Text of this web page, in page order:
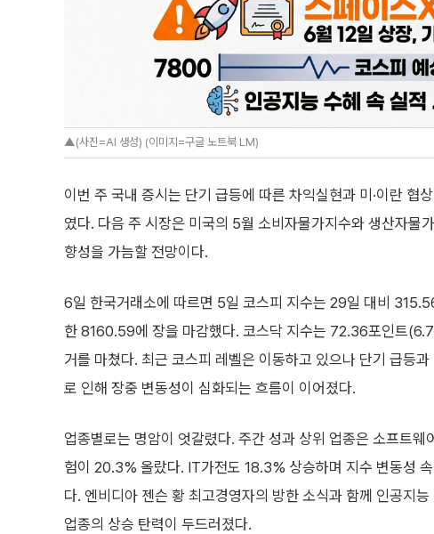
▲(사진=AI 생성) (이미지=구글 노트북 LM)
이번 주 국내 증시는 단기 급등에 따른 차익실현과 미·이란 협
였다. 다음 주 시장은 미국의 5월 소비자물가지수와 생산자물
향성을 가늠할 전망이다.
6일 한국거래소에 따르면 5일 코스피 지수는 29일 대비
한 8160.59에 장을 마감했다. 코스닥 지수는 72.36포인트
거를 마쳤다. 최근 코스피 레벨은 이동하고 있으나 단기 급등
로 인해 장중 변동성이 심화되는 흐름이 이어졌다.
업종별로는 명암이 엇갈렸다. 주간 성과 상위 업종은 소프트웨
험이 20.3% 올랐다. IT가전도 18.3% 상승하며 지수 변동성
다. 엔비디아 젠슨 황 최고경영자의 방한 소식과 함께 인공지
업종의 상승 탄력이 두드러졌다.